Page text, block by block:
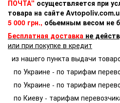
ПОЧТА" осуществляется при
товара на сайте
5 000 грн., обьемным весом не
Бесплатная доставка не
или при покупке в кредит
из нашего пункта выдачи
по Украине - по тарифам
по Украине - по тарифам
по Киеву - тарифам